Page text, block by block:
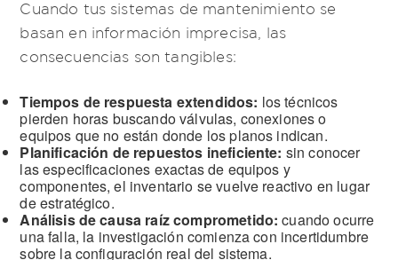
Cuando tus sistemas de mantenimiento se
basan en información imprecisa, las
consecuencias son tangibles:
Tiempos de respuesta extendidos: los técnicos
pierden horas buscando válvulas, conexiones o
equipos que no están donde los planos indican.
Planificación de repuestos ineficiente: sin conocer
las especificaciones exactas de equipos y
componentes, el inventario se vuelve reactivo en lugar
de estratégico.
Análisis de causa raíz comprometido: cuando ocurre
una falla, la investigación comienza con incertidumbre
sobre la configuración real del sistema.